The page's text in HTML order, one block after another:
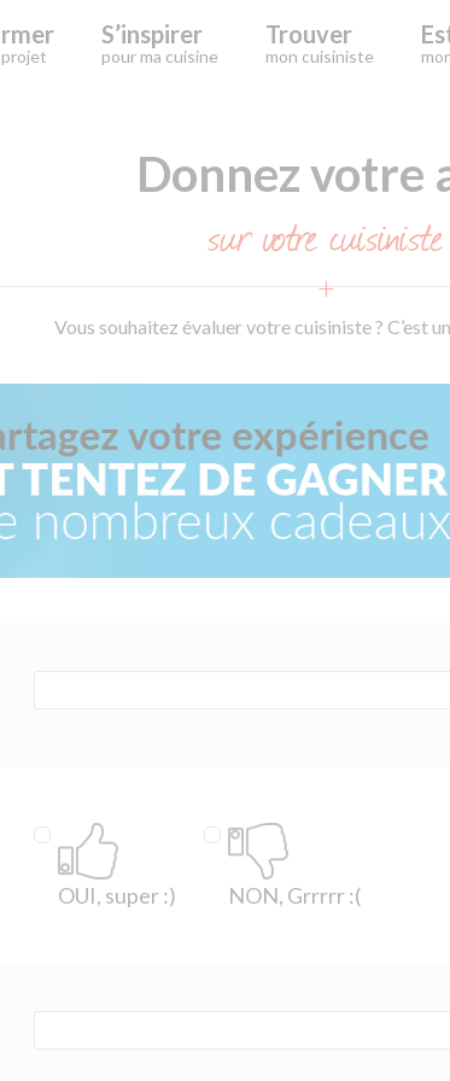
S’inspirer
pour ma cuisine
Trouver
mon cuisiniste
Donnez votre
sur votre cuisiniste
Vous souhaitez évaluer votre cuisiniste ? C’est
OUI, super :)
NON, Grrrrr :(